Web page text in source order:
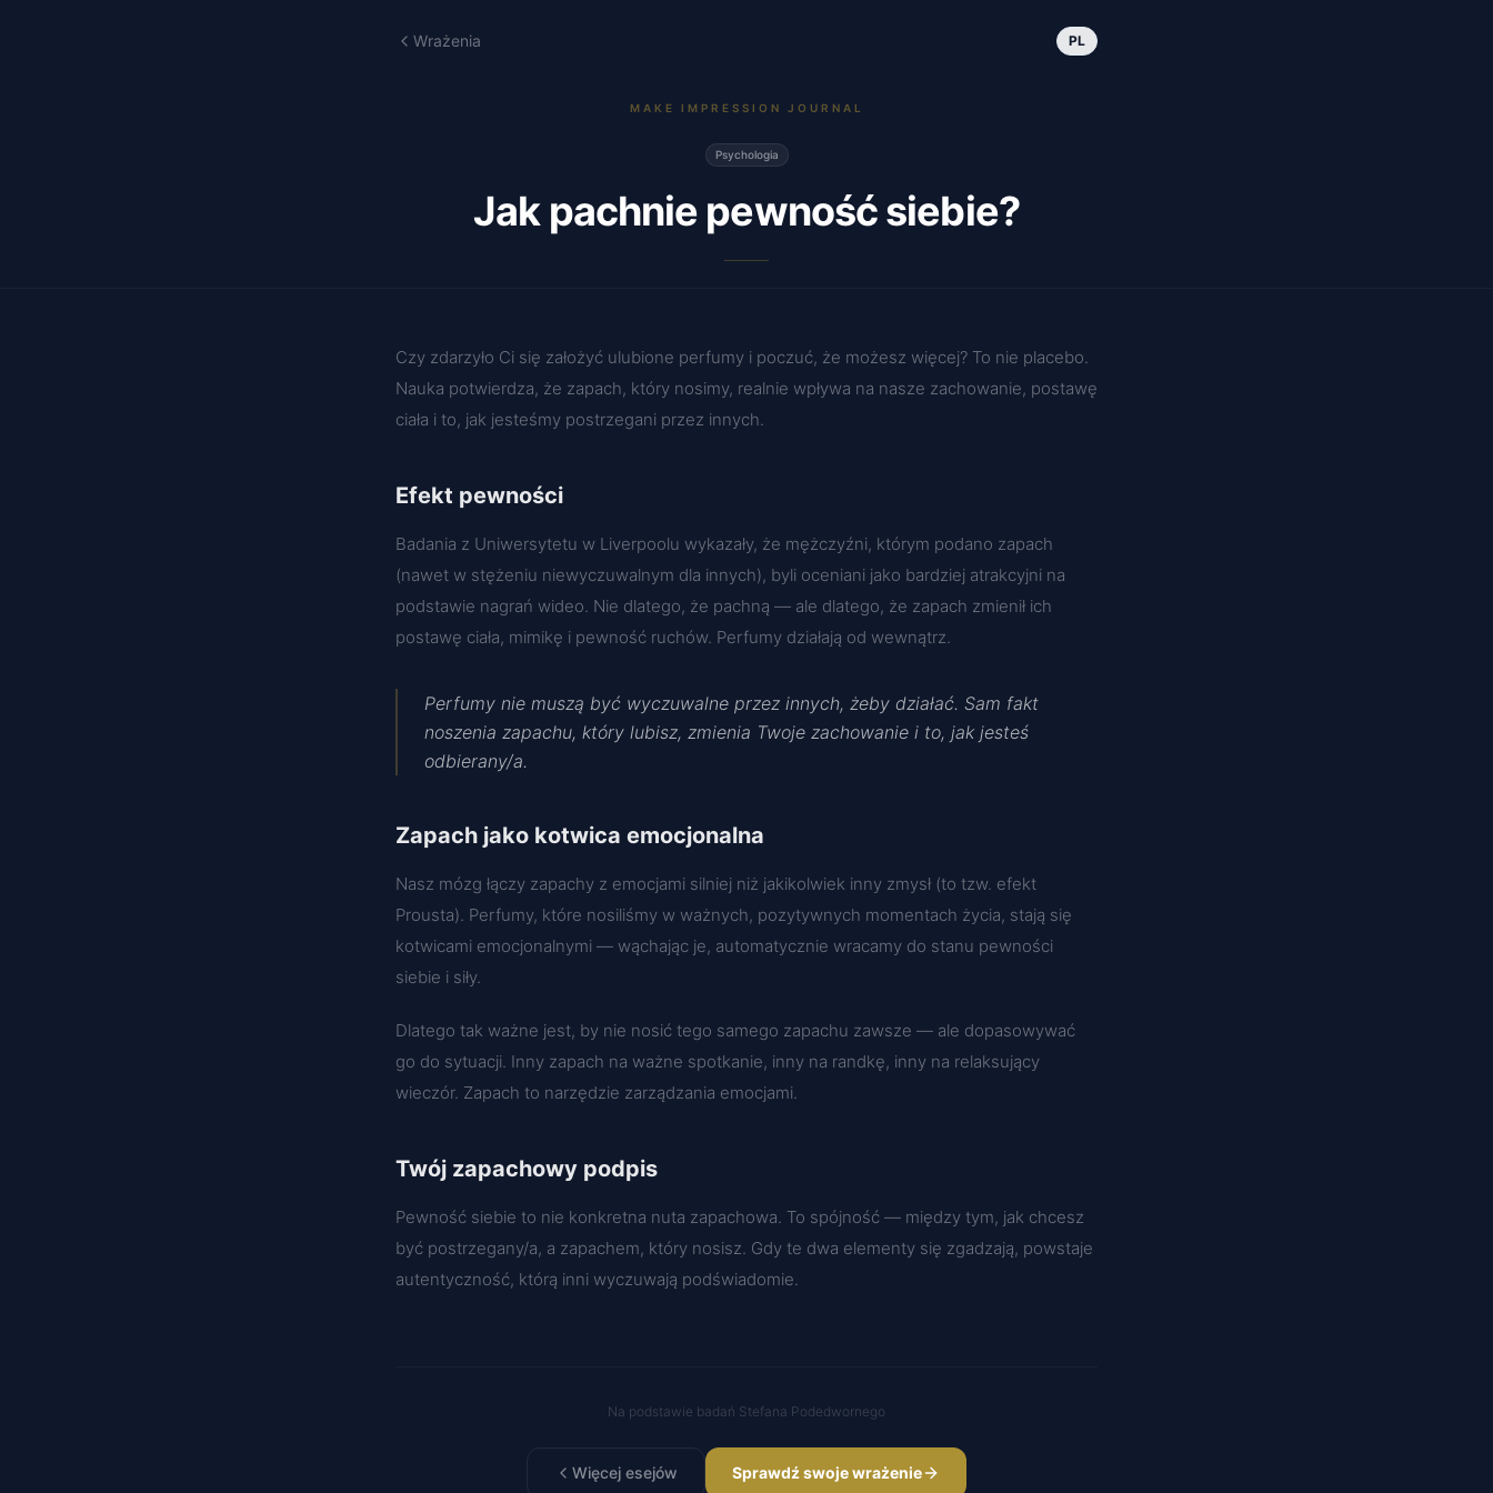
Wrażenia PL
MAKE IMPRESSION JOURNAL
Psychologia
Jak pachnie pewność siebie?
Czy zdarzyło Ci się założyć ulubione perfumy i poczuć, że możesz więcej? To nie placebo.
Nauka potwierdza, że zapach, który nosimy, realnie wpływa na nasze zachowanie, postawę
ciała i to, jak jesteśmy postrzegani przez innych.
Efekt pewności
Badania z Uniwersytetu w Liverpoolu wykazały, że mężczyźni, którym podano zapach
(nawet w stężeniu niewyczuwalnym dla innych), byli oceniani jako bardziej atrakcyjni na
podstawie nagrań wideo. Nie dlatego, że pachną — ale dlatego, że zapach zmienił ich
postawę ciała, mimikę i pewność ruchów. Perfumy działają od wewnątrz.
Perfumy nie muszą być wyczuwalne przez innych, żeby działać. Sam fakt
noszenia zapachu, który lubisz, zmienia Twoje zachowanie i to, jak jesteś
odbierany/a.
Zapach jako kotwica emocjonalna
Nasz mózg łączy zapachy z emocjami silniej niż jakikolwiek inny zmysł (to tzw. efekt
Prousta). Perfumy, które nosiliśmy w ważnych, pozytywnych momentach życia, stają się
kotwicami emocjonalnymi — wąchając je, automatycznie wracamy do stanu pewności
siebie i siły.
Dlatego tak ważne jest, by nie nosić tego samego zapachu zawsze — ale dopasowywać
go do sytuacji. Inny zapach na ważne spotkanie, inny na randkę, inny na relaksujący
wieczór. Zapach to narzędzie zarządzania emocjami.
Twój zapachowy podpis
Pewność siebie to nie konkretna nuta zapachowa. To spójność — między tym, jak chcesz
być postrzegany/a, a zapachem, który nosisz. Gdy te dwa elementy się zgadzają, powstaje
autentyczność, którą inni wyczuwają podświadomie.
Na podstawie badań Stefana Podedwornego
Więcej esejów Sprawdź swoje wrażenie